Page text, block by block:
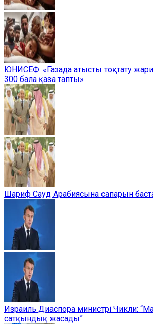
ЮНИСЕФ: «Газада атысты тоқтату
300 бала қаза тапты»
Шариф Сауд Арабиясына сапарын
Израиль Диаспора министрі Чикли:
сатқындық жасады”